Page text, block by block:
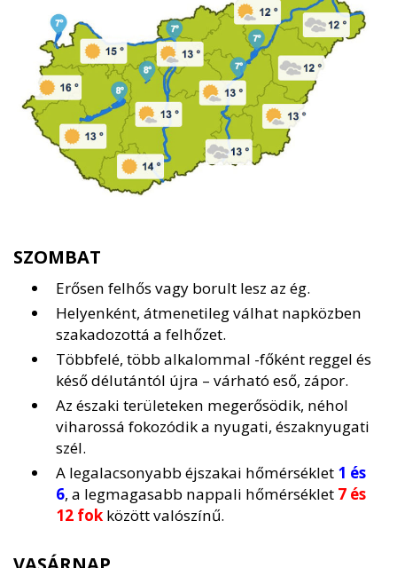
SZOMBAT
Erősen felhős vagy borult lesz az ég.
Helyenként, átmenetileg válhat napközben
szakadozottá a felhőzet.
Többfelé, több alkalommal -főként reggel és
késő délutántól újra – várható eső, zápor.
Az északi területeken megerősödik, néhol
viharossá fokozódik a nyugati, északnyugati
szél.
A legalacsonyabb éjszakai hőmérséklet 1 és
6, a legmagasabb nappali hőmérséklet 7 és
12 fok között valószínű.